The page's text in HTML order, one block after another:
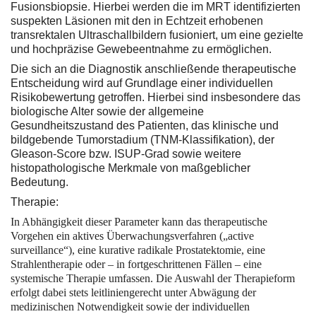
Fusionsbiopsie. Hierbei werden die im MRT identifizierten
suspekten Läsionen mit den in Echtzeit erhobenen
transrektalen Ultraschallbildern fusioniert, um eine gezielte
und hochpräzise Gewebeentnahme zu ermöglichen.
Die sich an die Diagnostik anschließende therapeutische
Entscheidung wird auf Grundlage einer individuellen
Risikobewertung getroffen. Hierbei sind insbesondere das
biologische Alter sowie der allgemeine
Gesundheitszustand des Patienten, das klinische und
bildgebende Tumorstadium (TNM-Klassifikation), der
Gleason-Score bzw. ISUP-Grad sowie weitere
histopathologische Merkmale von maßgeblicher
Bedeutung.
Therapie:
In Abhängigkeit dieser Parameter kann das therapeutische
Vorgehen ein aktives Überwachungsverfahren („active
surveillance“), eine kurative radikale Prostatektomie, eine
Strahlentherapie oder – in fortgeschrittenen Fällen – eine
systemische Therapie umfassen. Die Auswahl der Therapieform
erfolgt dabei stets leitliniengerecht unter Abwägung der
medizinischen Notwendigkeit sowie der individuellen